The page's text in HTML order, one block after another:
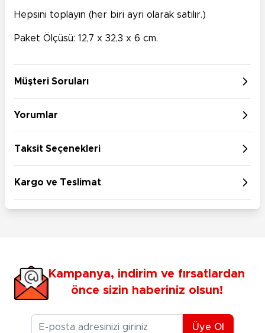
Hepsini toplayın (her biri ayrı olarak satılır.)
Paket Ölçüsü: 12,7 x 32,3 x 6 cm.
Müşteri Soruları
Yorumlar
Taksit Seçenekleri
Kargo ve Teslimat
Kampanya, indirim ve fırsatlardan
önce sizin haberiniz olsun!
E-posta Adresiniz
Üye Ol